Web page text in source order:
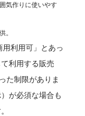
気作りに使いやす
。
利用可」とあっ
利用する販売
た制限がありま
が必須な場合も